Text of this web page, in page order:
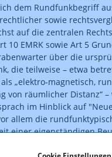
dem Rundfunkbegriff
sowie
auf die zentralen
10 EMRK sowie Art 5
über die
die teilweise – etwa
„elektro-magnetisch,
von räumlicher Distanz“
im Hinblick auf
allem die
einer eigenständigen